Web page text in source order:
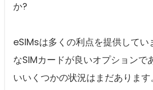
か?
eSIMsは多くの利点を提供してい
なSIMカードが良いオプションで
いいくつかの状況はまだあります